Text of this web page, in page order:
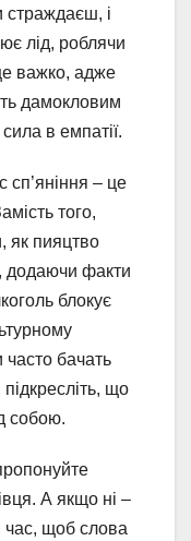
страждаєш, і
лід, роблячи
важко, адже
дамокловим
в емпатії.
сп’яніння – це
того,
як пияцтво
додаючи факти
блокує
часто бачать
що
собою.
А якщо ні –
час, щоб слова